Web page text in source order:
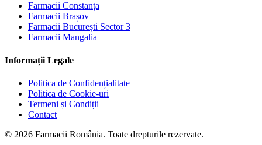
Farmacii Constanța
Farmacii Brașov
Farmacii București Sector 3
Farmacii Mangalia
Informații Legale
Politica de Confidențialitate
Politica de Cookie-uri
Termeni și Condiții
Contact
© 2026 Farmacii România. Toate drepturile rezervate.